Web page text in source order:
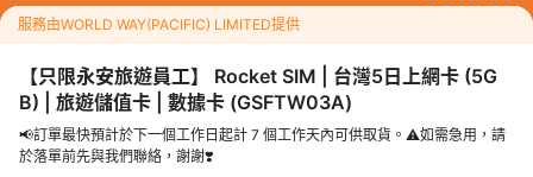
當數據用量達到5GB後*，客戶仍可使用流動數據服務，但其數據
傳輸速度將會被調整至不高於384kbps(*視乎所選用之數據及日
期而定)。當服務組合日數用完後，不設增值服務。
此卡只提供4G/5G流動數據服務，並不支援語音通話及短訊功
iFi裝置(WiFi蛋) 使用漫遊服務。
服務由WORLD WAY(PACIFIC) LIMITED提供
【只限永安旅遊員工】 Rocket SIM | 台灣5日上網卡 (5G
B) | 旅遊儲值卡 | 數據卡 (GSFTW03A)
📢訂單最快預計於下一個工作日起計 7 個工作天內可供取貨。⚠️如需急用，請
於落單前先與我們聯絡，謝謝❣️